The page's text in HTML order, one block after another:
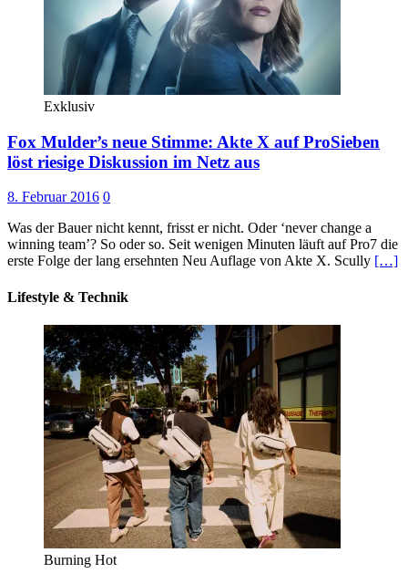
Exklusiv
Fox Mulder’s neue Stimme: Akte X auf ProSieben
löst riesige Diskussion im Netz aus
8. Februar 2016 0
Was der Bauer nicht kennt, frisst er nicht. Oder ‘never change a
winning team’? So oder so. Seit wenigen Minuten läuft auf Pro7 die
erste Folge der lang ersehnten Neu Auflage von Akte X. Scully […]
Lifestyle & Technik
Burning Hot